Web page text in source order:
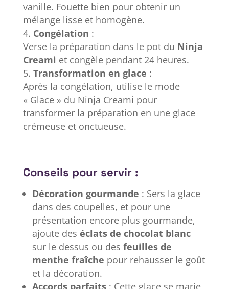
vanille. Fouette bien pour obtenir un
mélange lisse et homogène.
Congélation :
Verse la préparation dans le pot du Ninja
Creami et congèle pendant 24 heures.
Transformation en glace :
Après la congélation, utilise le mode
« Glace » du Ninja Creami pour
transformer la préparation en une glace
crémeuse et onctueuse.
Conseils pour servir :
Décoration gourmande : Sers la glace
dans des coupelles, et pour une
présentation encore plus gourmande,
ajoute des éclats de chocolat blanc
sur le dessus ou des feuilles de
menthe fraîche pour rehausser le goût
et la décoration.
Accords parfaits: Cette glace se marie